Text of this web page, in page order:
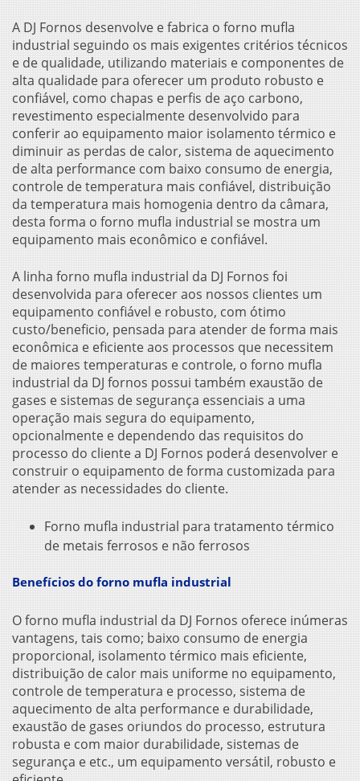
A DJ Fornos desenvolve e fabrica o forno mufla
industrial seguindo os mais exigentes critérios técnicos
e de qualidade, utilizando materiais e componentes de
alta qualidade para oferecer um produto robusto e
confiável, como chapas e perfis de aço carbono,
revestimento especialmente desenvolvido para
conferir ao equipamento maior isolamento térmico e
diminuir as perdas de calor, sistema de aquecimento
de alta performance com baixo consumo de energia,
controle de temperatura mais confiável, distribuição
da temperatura mais homogenia dentro da câmara,
desta forma o forno mufla industrial se mostra um
equipamento mais econômico e confiável.
A linha forno mufla industrial da DJ Fornos foi
desenvolvida para oferecer aos nossos clientes um
equipamento confiável e robusto, com ótimo
custo/beneficio, pensada para atender de forma mais
econômica e eficiente aos processos que necessitem
de maiores temperaturas e controle, o forno mufla
industrial da DJ fornos possui também exaustão de
gases e sistemas de segurança essenciais a uma
operação mais segura do equipamento,
opcionalmente e dependendo das requisitos do
processo do cliente a DJ Fornos poderá desenvolver e
construir o equipamento de forma customizada para
atender as necessidades do cliente.
Forno mufla industrial para tratamento térmico
de metais ferrosos e não ferrosos
Benefícios do forno mufla industrial
O forno mufla industrial da DJ Fornos oferece inúmeras
vantagens, tais como; baixo consumo de energia
proporcional, isolamento térmico mais eficiente,
distribuição de calor mais uniforme no equipamento,
controle de temperatura e processo, sistema de
aquecimento de alta performance e durabilidade,
exaustão de gases oriundos do processo, estrutura
robusta e com maior durabilidade, sistemas de
segurança e etc., um equipamento versátil, robusto e